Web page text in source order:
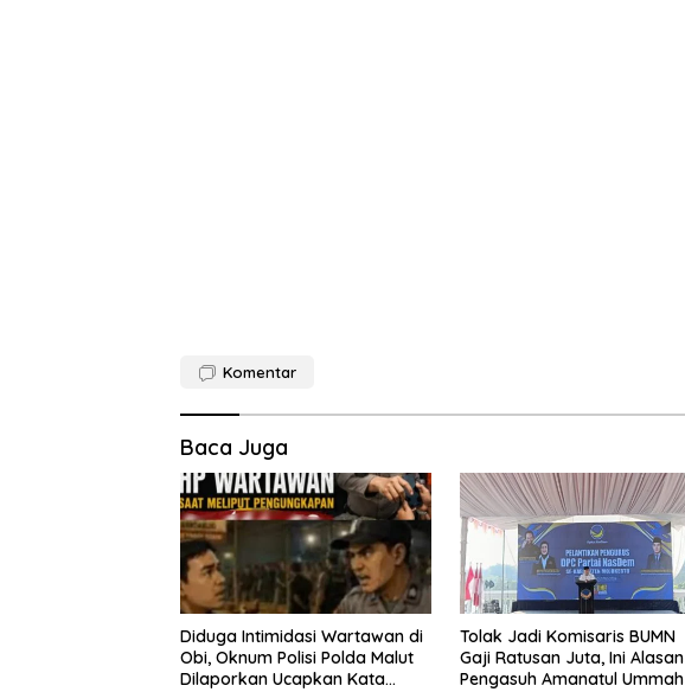
Komentar
Baca Juga
Diduga Intimidasi Wartawan di
Obi, Oknum Polisi Polda Malut
Dilaporkan Ucapkan Kata
Tolak Jadi Komisaris BUMN
Gaji Ratusan Juta, Ini Alasan
Pengasuh Amanatul Ummah